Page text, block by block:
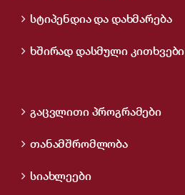
სტიპენდია და დახმარება
ხშირად დასმული კითხვები
გაცვლითი პროგრამები
თანამშრომლობა
სიახლეები